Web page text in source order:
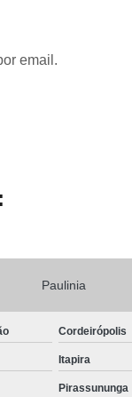
email.
Paulinia
Cordeirópolis
Itapira
Pirassununga